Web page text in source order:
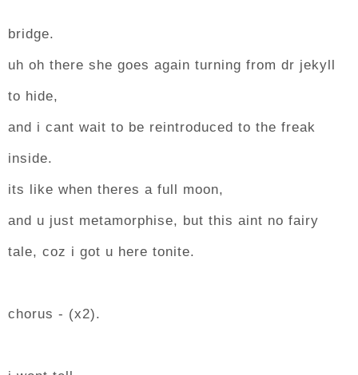
bridge.
uh oh there she goes again turning from dr jekyll
to hide,
and i cant wait to be reintroduced to the freak
inside.
its like when theres a full moon,
and u just metamorphise, but this aint no fairy
tale, coz i got u here tonite.
chorus - (x2).